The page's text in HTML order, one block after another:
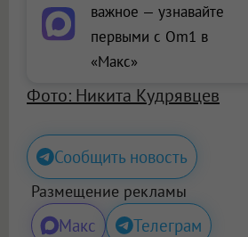
важное — узнавайте
первыми с Om1 в
«Макс»
Фото: Никита Кудрявцев
Сообщить новость
Размещение рекламы
Макс Телеграм